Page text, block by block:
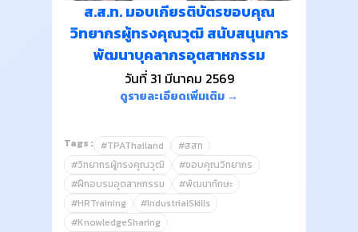
ส.ส.ท. มอบเกียรติบัตรขอบคุณ
วิทยากรผู้ทรงคุณวุฒิ สนับสนุนการ
พัฒนาบุคลากรอุตสาหกรรม
วันที่ 31 มีนาคม 2569
ดูรายละเอียดเพิ่มเติม →
Tags : #TPAThailand
#สสท
#วิทยากรผู้ทรงคุณวุฒิ
#ขอบคุณวิทยากร
#ฝึกอบรมอุตสาหกรรม
#พัฒนาทักษะ
#HRTraining
#IndustrialSkills
#KnowledgeSharing